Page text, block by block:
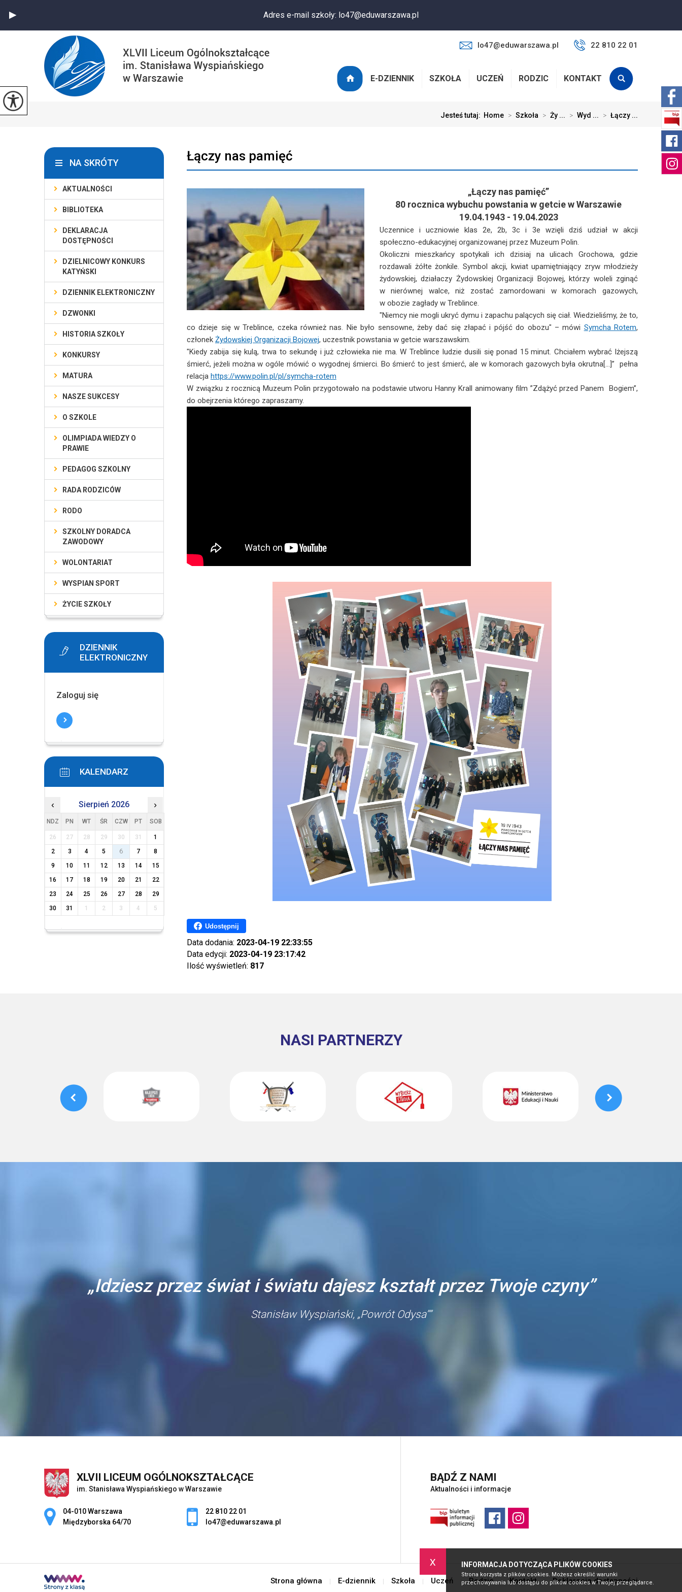
x INFORMACJA DOTYCZĄCA PLIKÓW COOKIES
Strona korzysta z plików cookies. Możesz określić warunki
przechowywania lub dostępu do plików cookies w Twojej przeglądarce.
Adres e-mail szkoły: lo47@eduwarszawa.pl
lo47@eduwarszawa.pl 22 810 22 01
E-DZIENNIK SZKOŁA UCZEŃ RODZIC KONTAKT
Jesteś tutaj: Home > Szkoła > Ży ... > Wyd ... > Łączy ...
Łączy nas pamięć
„Łączy nas pamięć”
80 rocznica wybuchu powstania w getcie w Warszawie
19.04.1943 - 19.04.2023
Uczennice i uczniowie klas 2e, 2b, 3c i 3e wzięli dziś udział w akcji
społeczno-edukacyjnej organizowanej przez Muzeum Polin.
Okoliczni mieszkańcy spotykali ich dzisiaj na ulicach Grochowa, gdzie
rozdawali żółte żonkile. Symbol akcji, kwiat upamiętniający zryw młodzieży
żydowskiej, działaczy Żydowskiej Organizacji Bojowej, którzy woleli zginąć
w nierównej walce, niż zostać zamordowani w komorach gazowych,
w obozie zagłady w Treblince.
"Niemcy nie mogli ukryć dymu i zapachu palących się ciał. Wiedzieliśmy, że to,
co dzieje się w Treblince, czeka również nas. Nie było sensowne, żeby dać się złapać i pójść do obozu" – mówi Symcha Rotem,
członek Żydowskiej Organizacji Bojowej, uczestnik powstania w getcie warszawskim.
"Kiedy zabija się kulą, trwa to sekundę i już człowieka nie ma. W Treblince ludzie dusili się ponad 15 minut. Chciałem wybrać lżejszą
śmierć, jeżeli można w ogóle mówić o wygodnej śmierci. Bo śmierć to jest śmierć, ale w komorach gazowych była okrutna[…]” pełna
relacja https://www.polin.pl/pl/symcha-rotem
W związku z rocznicą Muzeum Polin przygotowało na podstawie utworu Hanny Krall animowany film ”Zdążyć przed Panem Bogiem”,
do obejrzenia którego zapraszamy.
Udostępnij
Data dodania: 2023-04-19 22:33:55
Data edycji: 2023-04-19 23:17:42
Ilość wyświetleń: 817
NA SKRÓTY
AKTUALNOŚCI
BIBLIOTEKA
DEKLARACJA
DOSTĘPNOŚCI
DZIELNICOWY KONKURS
KATYŃSKI
DZIENNIK ELEKTRONICZNY
DZWONKI
HISTORIA SZKOŁY
KONKURSY
MATURA
NASZE SUKCESY
O SZKOLE
OLIMPIADA WIEDZY O
PRAWIE
PEDAGOG SZKOLNY
RADA RODZICÓW
RODO
SZKOLNY DORADCA
ZAWODOWY
WOLONTARIAT
WYSPIAN SPORT
ŻYCIE SZKOŁY
DZIENNIK
ELEKTRONICZNY
Zaloguj się
KALENDARZ
‹ Sierpień 2026 ›
NDZ PN WT ŚR CZW PT SOB
26 27 28 29 30 31
1
2
3 4 5 6 7
8
9
10 11 12 13 14
15
16
17 18 19 20 21
22
23
24 25 26 27 28
29
30
31 1 2 3 4 5
NASI PARTNERZY
„Idziesz przez świat i światu dajesz kształt przez Twoje czyny”
Stanisław Wyspiański, „Powrót Odysa””
XLVII LICEUM OGÓLNOKSZTAŁCĄCE
im. Stanisława Wyspiańskiego w Warszawie
Adres pocztowy:
04-010 Warszawa
Międzyborska 64/70
22 810 22 01
lo47@eduwarszawa.pl
BĄDŹ Z NAMI
Aktualności i informacje
Strona główna E-dziennik Szkoła Uczeń Rodzic Kontakt Deklaracja dostępności